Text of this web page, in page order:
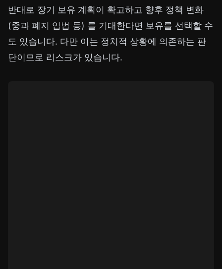
반대로 장기 보유 계획이 확고하고 향후 정책 변화
(중과 폐지 입법 등) 를 기대한다면 보유를 선택할 수
도 있습니다. 다만 이는 정치적 상황에 의존하는 판
단이므로 리스크가 있습니다.